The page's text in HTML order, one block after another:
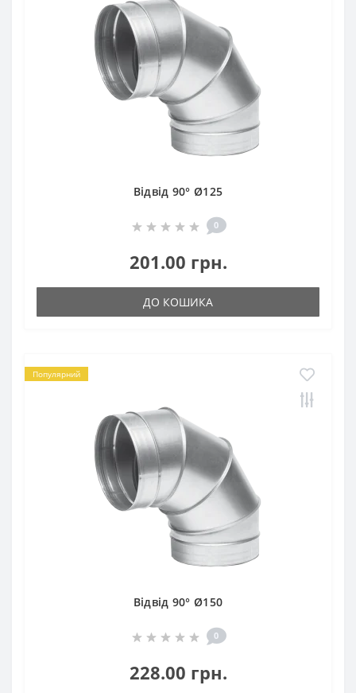
Відвід 90° Ø125
0
201.00 грн.
ДО КОШИКА
Популярний
Відвід 90° Ø150
0
228.00 грн.